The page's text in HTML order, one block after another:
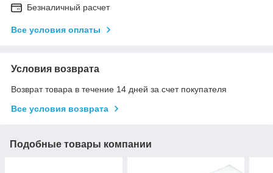
Безналичный расчет
Все условия оплаты
Условия возврата
Возврат товара в течение 14 дней за счет покупателя
Все условия возврата
Подобные товары компании